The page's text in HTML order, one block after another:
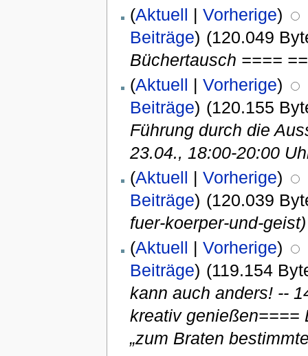
(Aktuell | Vorherige)
Beiträge) (120.049
Büchertausch ====
(Aktuell | Vorherige)
Beiträge) (120.155
Führung durch die
23.04., 18:00-20:00
(Aktuell | Vorherige)
Beiträge) (120.039
fuer-koerper-und-geist)
(Aktuell | Vorherige)
Beiträge) (119.154
kann auch anders! --
kreativ genießen====
„zum Braten